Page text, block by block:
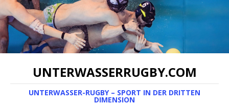
UNTERWASSERRUGBY.COM
UNTERWASSER-RUGBY – SPORT IN DER DRITTEN
DIMENSION